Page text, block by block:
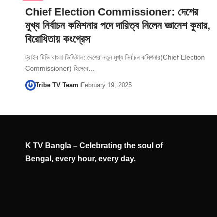
Chief Election Commissioner: দেশের
মুখ্য নির্বাচন কমিশনার পদে দায়িত্ব নিলেন জ্ঞানেশ কুমার,
বিরোধিতায় কংগ্রেস
ট্রাইব টিভি বাংলা ডিজিটাল: দেশের নতুন মুখ্য নির্বাচন কমিশনার(Chief Election
Commissioner) হিসেবে…
Tribe TV Team February 19, 2025
K TV Bangla – Celebrating the soul of
Bengal, every hour, every day.